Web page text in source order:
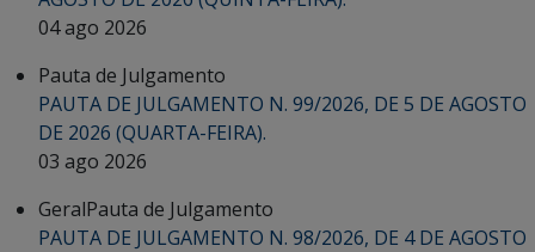
04 ago 2026
Pauta de Julgamento
PAUTA DE JULGAMENTO N. 99/2026, DE 5 DE AGOSTO
DE 2026 (QUARTA-FEIRA).
03 ago 2026
GeralPauta de Julgamento
PAUTA DE JULGAMENTO N. 98/2026, DE 4 DE AGOSTO